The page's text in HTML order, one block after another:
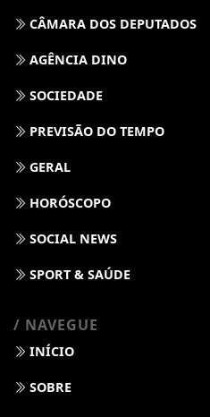
CÂMARA DOS DEPUTADOS
AGÊNCIA DINO
SOCIEDADE
PREVISÃO DO TEMPO
GERAL
HORÓSCOPO
SOCIAL NEWS
SPORT & SAÚDE
/ NAVEGUE
INÍCIO
SOBRE